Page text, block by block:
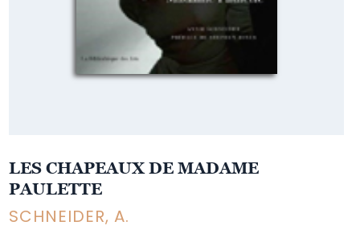
LES CHAPEAUX DE MADAME
PAULETTE
SCHNEIDER, A.